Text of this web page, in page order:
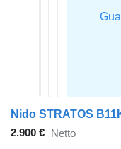
2.900 € Netto